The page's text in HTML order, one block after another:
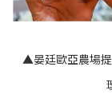
▲晏廷歐亞農場